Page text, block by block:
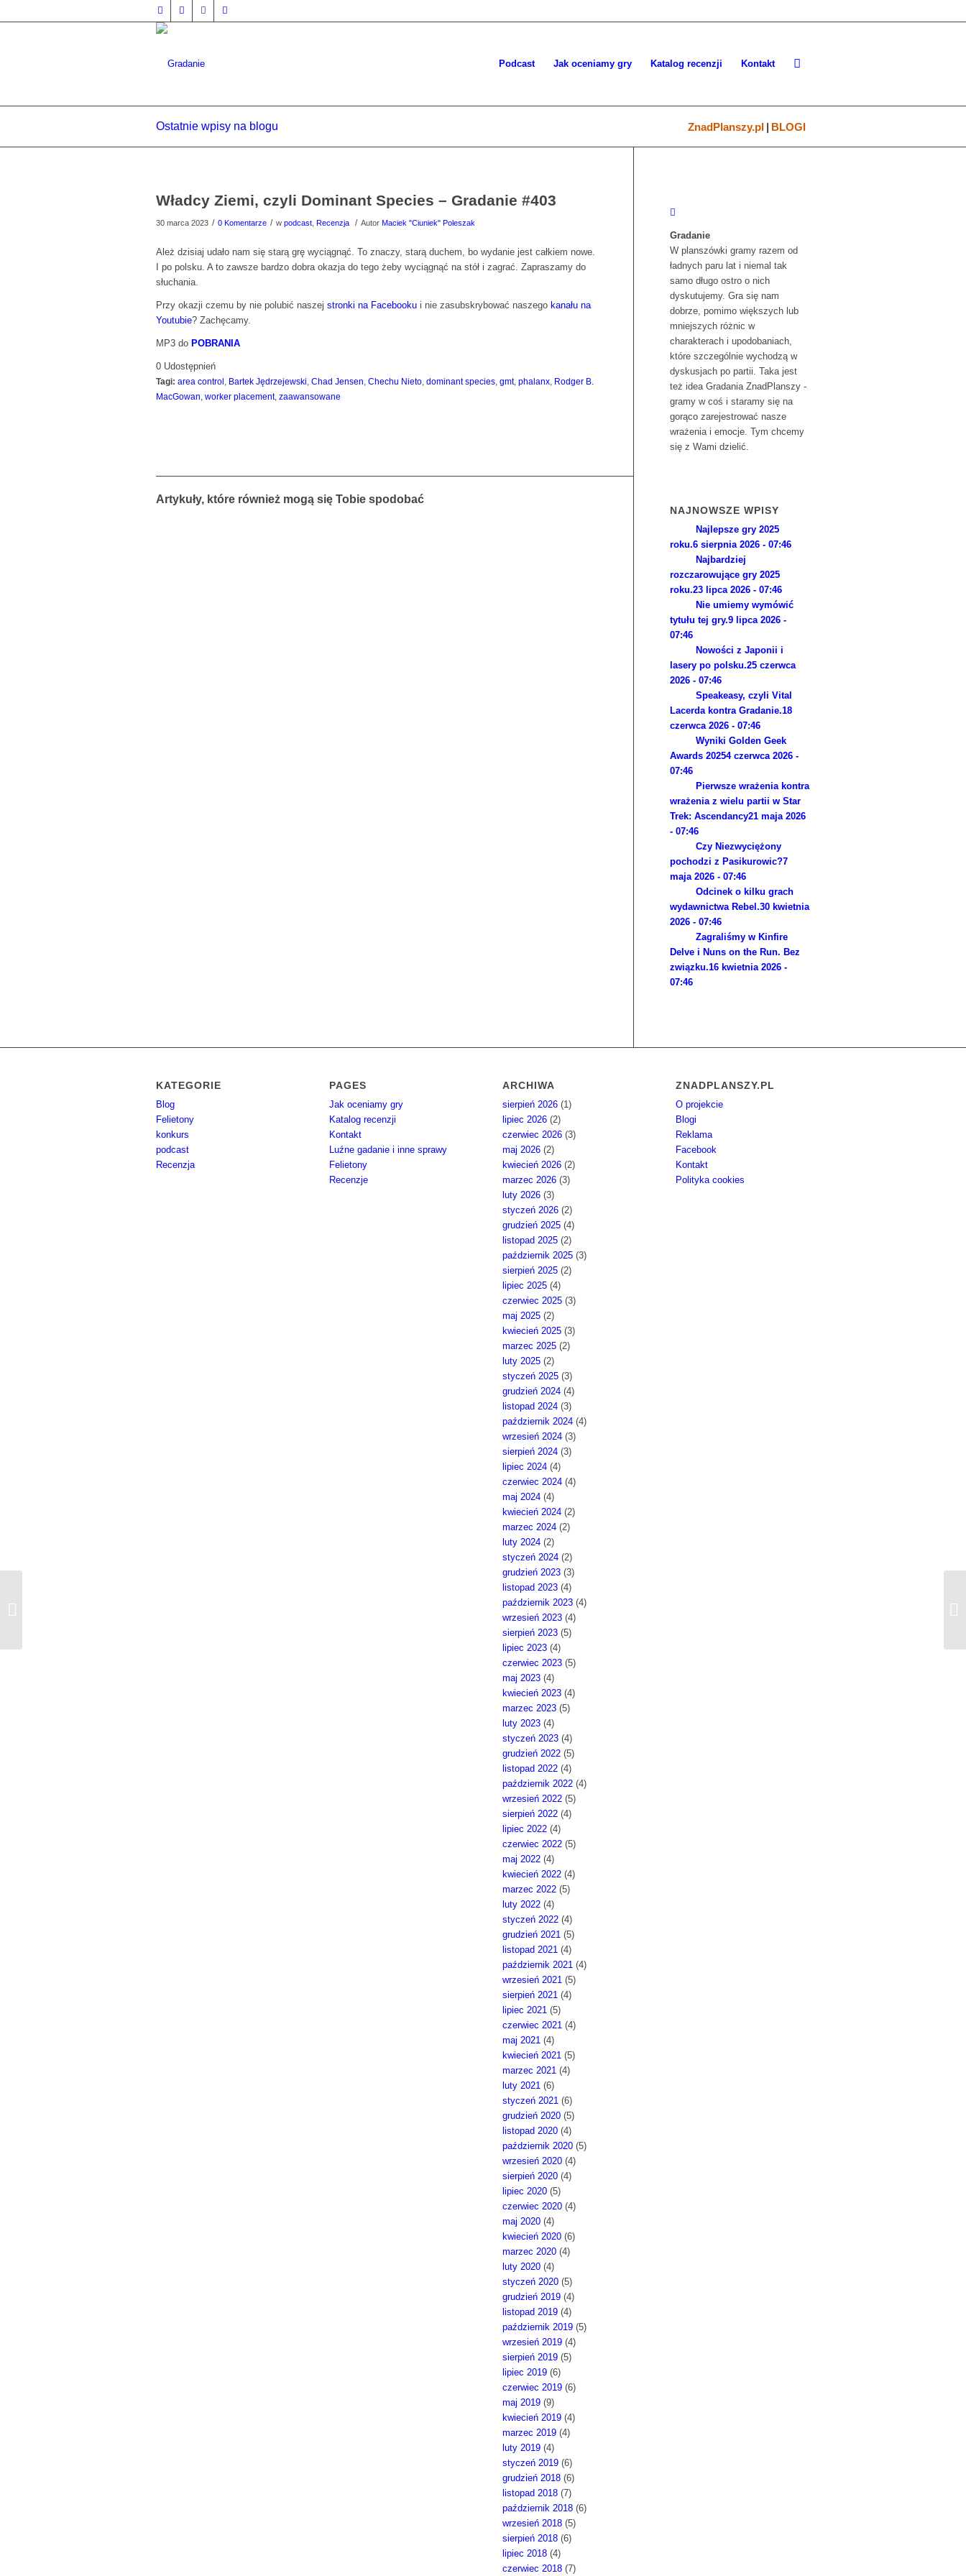
Podcast Jak oceniamy gry Katalog recenzji Kontakt
Ostatnie wpisy na blogu ZnadPlanszy.pl | BLOGI
Władcy Ziemi, czyli Dominant Species – Gradanie #403
30 marca 2023 / 0 Komentarze / w podcast Recenzja / Autor Maciek "Ciuniek" Poleszak
Ależ dzisiaj udało nam się starą grę wyciągnąć. To znaczy, starą duchem, bo wydanie jest całkiem nowe.
I po polsku. A to zawsze bardzo dobra okazja do tego żeby wyciągnąć na stół i zagrać. Zapraszamy do
słuchania.
Przy okazji czemu by nie polubić naszej stronki na Facebooku i nie zasubskrybować naszego kanału na
Youtubie? Zachęcamy.
MP3 do POBRANIA
0 Udostępnień
Tagi: area control Bartek Jędrzejewski Chad Jensen Chechu Nieto dominant species gmt, phalanx
Rodger B.
MacGowan worker placement, zaawansowane
Artykuły, które również mogą się Tobie spodobać
Gradanie
W planszówki gramy razem od
ładnych paru lat i niemal tak
samo długo ostro o nich
dyskutujemy. Gra się nam
dobrze, pomimo większych lub
mniejszych różnic w
charakterach i upodobaniach,
które szczególnie wychodzą w
dyskusjach po partii. Taka jest
też idea Gradania ZnadPlanszy -
gramy w coś i staramy się na
gorąco zarejestrować nasze
wrażenia i emocje. Tym chcemy
się z Wami dzielić.
NAJNOWSZE WPISY
Najlepsze gry 2025
roku.6 sierpnia 2026 - 07:46
Najbardziej
rozczarowujące gry 2025
roku.23 lipca 2026 - 07:46
Nie umiemy wymówić
tytułu tej gry.9 lipca 2026 -
07:46
Nowości z Japonii i
lasery po polsku.25 czerwca
2026 - 07:46
Speakeasy, czyli Vital
Lacerda kontra Gradanie.18
czerwca 2026 - 07:46
Wyniki Golden Geek
Awards 20254 czerwca 2026 -
07:46
Pierwsze wrażenia kontra
wrażenia z wielu partii w Star
Trek: Ascendancy21 maja 2026
- 07:46
Czy Niezwyciężony
pochodzi z Pasikurowic?7
maja 2026 - 07:46
Odcinek o kilku grach
wydawnictwa Rebel.30 kwietnia
2026 - 07:46
Zagraliśmy w Kinfire
Delve i Nuns on the Run. Bez
związku.16 kwietnia 2026 -
07:46
KATEGORIE
Blog
Felietony
konkurs
podcast
Recenzja
PAGES
Jak oceniamy gry
Katalog recenzji
Kontakt
Luźne gadanie i inne sprawy
Felietony
Recenzje
ARCHIWA
sierpień 2026 (1)
lipiec 2026 (2)
czerwiec 2026 (3)
maj 2026 (2)
kwiecień 2026 (2)
marzec 2026 (3)
luty 2026 (3)
styczeń 2026 (2)
grudzień 2025 (4)
listopad 2025 (2)
październik 2025 (3)
sierpień 2025 (2)
lipiec 2025 (4)
czerwiec 2025 (3)
maj 2025 (2)
kwiecień 2025 (3)
marzec 2025 (2)
luty 2025 (2)
styczeń 2025 (3)
grudzień 2024 (4)
listopad 2024 (3)
październik 2024 (4)
wrzesień 2024 (3)
sierpień 2024 (3)
lipiec 2024 (4)
czerwiec 2024 (4)
maj 2024 (4)
kwiecień 2024 (2)
marzec 2024 (2)
luty 2024 (2)
styczeń 2024 (2)
grudzień 2023 (3)
listopad 2023 (4)
październik 2023 (4)
wrzesień 2023 (4)
sierpień 2023 (5)
lipiec 2023 (4)
czerwiec 2023 (5)
maj 2023 (4)
kwiecień 2023 (4)
marzec 2023 (5)
luty 2023 (4)
styczeń 2023 (4)
grudzień 2022 (5)
listopad 2022 (4)
październik 2022 (4)
wrzesień 2022 (5)
sierpień 2022 (4)
lipiec 2022 (4)
czerwiec 2022 (5)
maj 2022 (4)
kwiecień 2022 (4)
marzec 2022 (5)
luty 2022 (4)
styczeń 2022 (4)
grudzień 2021 (5)
listopad 2021 (4)
październik 2021 (4)
wrzesień 2021 (5)
sierpień 2021 (4)
lipiec 2021 (5)
czerwiec 2021 (4)
maj 2021 (4)
kwiecień 2021 (5)
marzec 2021 (4)
luty 2021 (6)
styczeń 2021 (6)
grudzień 2020 (5)
listopad 2020 (4)
październik 2020 (5)
wrzesień 2020 (4)
sierpień 2020 (4)
lipiec 2020 (5)
czerwiec 2020 (4)
maj 2020 (4)
kwiecień 2020 (6)
marzec 2020 (4)
luty 2020 (4)
styczeń 2020 (5)
grudzień 2019 (4)
listopad 2019 (4)
październik 2019 (5)
wrzesień 2019 (4)
sierpień 2019 (5)
lipiec 2019 (6)
czerwiec 2019 (6)
maj 2019 (9)
kwiecień 2019 (4)
marzec 2019 (4)
luty 2019 (4)
styczeń 2019 (6)
grudzień 2018 (6)
listopad 2018 (7)
październik 2018 (6)
wrzesień 2018 (5)
sierpień 2018 (6)
lipiec 2018 (4)
czerwiec 2018 (7)
ZNADPLANSZY.PL
O projekcie
Blogi
Reklama
Facebook
Kontakt
Polityka cookies